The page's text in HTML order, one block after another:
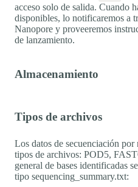
acceso solo de salida. Cuando
disponibles, lo notificaremos a
Nanopore y proveeremos
de lanzamiento.
Almacenamiento
Tipos de archivos
Los datos de secuenciación por
tipos de archivos: POD5,
general de bases identificadas
tipo sequencing_summary.txt: